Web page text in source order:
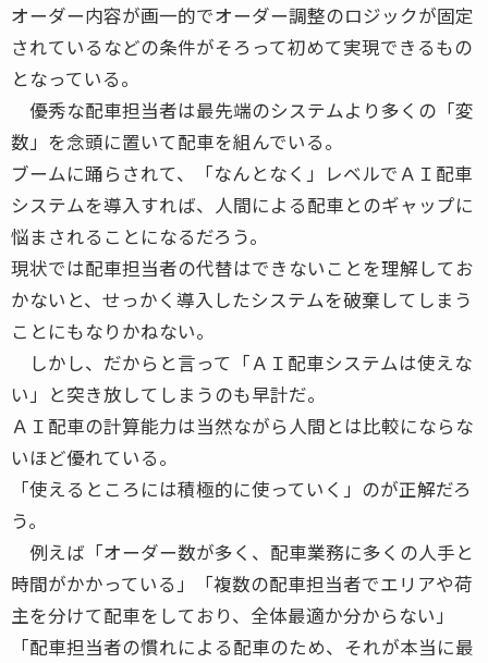
オーダー内容が画一的でオーダー調整のロジックが固定
されているなどの条件がそろって初めて実現できるもの
となっている。
優秀な配車担当者は最先端のシステムより多くの「変
数」を念頭に置いて配車を組んでいる。
ブームに踊らされて、「なんとなく」レベルでＡＩ配車
システムを導入すれば、人間による配車とのギャップに
悩まされることになるだろう。
現状では配車担当者の代替はできないことを理解してお
かないと、せっかく導入したシステムを破棄してしまう
ことにもなりかねない。
しかし、だからと言って「ＡＩ配車システムは使えな
い」と突き放してしまうのも早計だ。
ＡＩ配車の計算能力は当然ながら人間とは比較にならな
いほど優れている。
「使えるところには積極的に使っていく」のが正解だろ
う。
例えば「オーダー数が多く、配車業務に多くの人手と
時間がかかっている」「複数の配車担当者でエリアや荷
主を分けて配車をしており、全体最適か分からない」
「配車担当者の慣れによる配車のため、それが本当に最